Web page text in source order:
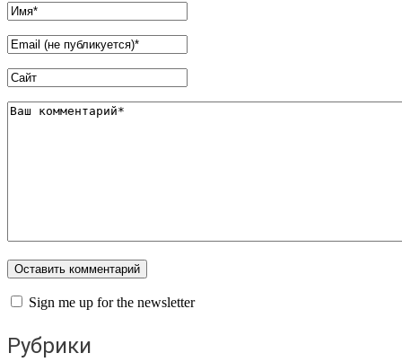
Sign me up for the newsletter
Рубрики